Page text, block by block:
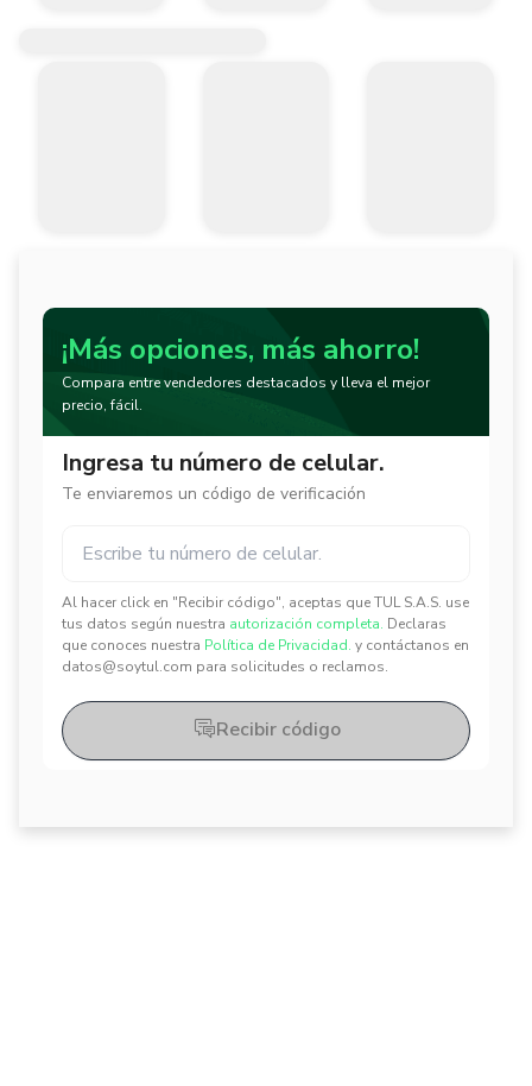
¡Más opciones, más ahorro!
Compara entre vendedores destacados y lleva el mejor
precio, fácil.
Ingresa tu número de celular.
Te enviaremos un código de verificación
Al hacer click en "Recibir código", aceptas que TUL S.A.S. use
tus datos según nuestra autorización completa. Declaras
que conoces nuestra Política de Privacidad. y contáctanos en
datos@soytul.com para solicitudes o reclamos.
Recibir código